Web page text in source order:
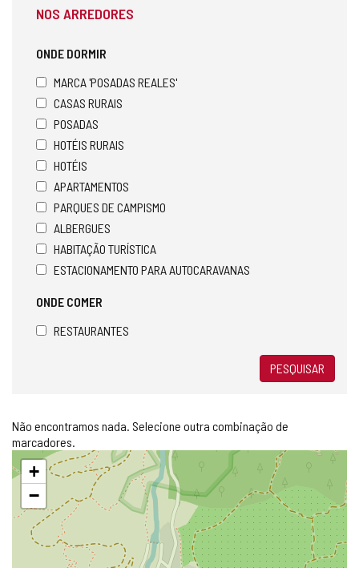
NOS ARREDORES
ONDE DORMIR
MARCA 'POSADAS REALES'
CASAS RURAIS
POSADAS
HOTÉIS RURAIS
HOTÉIS
APARTAMENTOS
PARQUES DE CAMPISMO
ALBERGUES
HABITAÇÃO TURÍSTICA
ESTACIONAMENTO PARA AUTOCARAVANAS
ONDE COMER
RESTAURANTES
PESQUISAR
Não encontramos nada. Selecione outra combinação de
marcadores.
Pular
mapa
+
−